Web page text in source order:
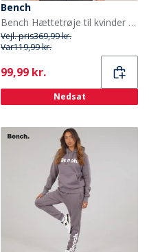
Bench
Bench Hættetrøje til kvinder Lyserød
Vejl. pris369,99 kr.
Var119,99 kr.
Current
99,99 kr.
Nedsat